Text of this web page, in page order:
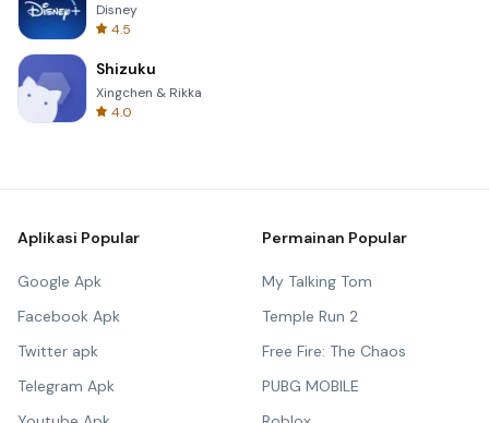
Disney
4.5
Shizuku
Xingchen & Rikka
4.0
Aplikasi Popular
Google Apk
Facebook Apk
Twitter apk
Telegram Apk
Permainan Popular
My Talking Tom
Temple Run 2
Free Fire: The Chaos
PUBG MOBILE